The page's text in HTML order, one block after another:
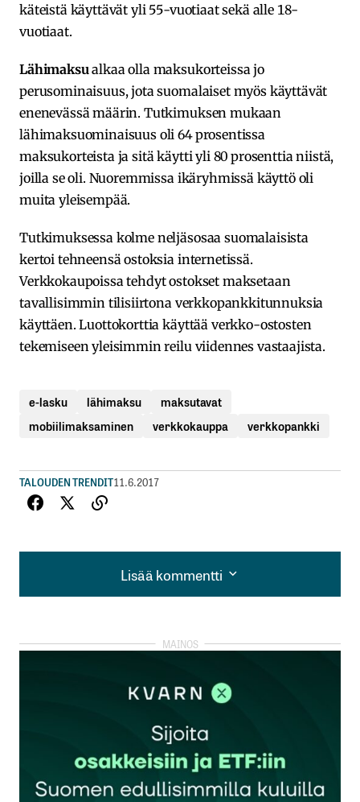
käteistä käyttävät yli 55-vuotiaat sekä alle 18-
vuotiaat.
Lähimaksu alkaa olla maksukorteissa jo
perusominaisuus, jota suomalaiset myös käyttävät
enenevässä määrin. Tutkimuksen mukaan
lähimaksuominaisuus oli 64 prosentissa
maksukorteista ja sitä käytti yli 80 prosenttia niistä,
joilla se oli. Nuoremmissa ikäryhmissä käyttö oli
muita yleisempää.
Tutkimuksessa kolme neljäsosaa suomalaisista
kertoi tehneensä ostoksia internetissä.
Verkkokaupoissa tehdyt ostokset maksetaan
tavallisimmin tilisiirtona verkkopankkitunnuksia
käyttäen. Luottokorttia käyttää verkko-ostosten
tekemiseen yleisimmin reilu viidennes vastaajista.
e-lasku lähimaksu
maksutavat
mobiilimaksaminen
verkkokauppa verkkopankki
TALOUDEN TRENDIT11.6.2017
Lisää kommentti
Lisää kommentti
kirjautua
rekisteröityä